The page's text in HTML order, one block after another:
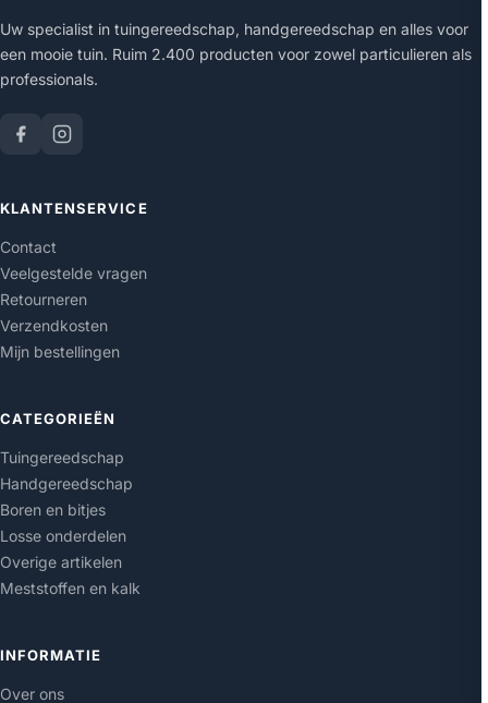
Uw specialist in tuingereedschap, handgereedschap en alles voor
een mooie tuin. Ruim 2.400 producten voor zowel particulieren als
professionals.
KLANTENSERVICE
Contact
Veelgestelde vragen
Retourneren
Verzendkosten
Mijn bestellingen
CATEGORIEËN
Tuingereedschap
Handgereedschap
Boren en bitjes
Losse onderdelen
Overige artikelen
Meststoffen en kalk
INFORMATIE
Over ons